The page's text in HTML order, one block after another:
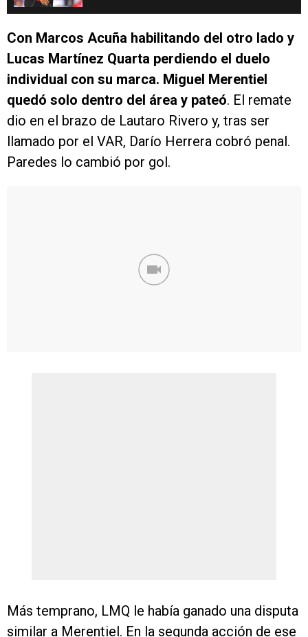
Con Marcos Acuña habilitando del otro lado y
Lucas Martínez Quarta perdiendo el duelo
individual con su marca. Miguel Merentiel
quedó solo dentro del área y pateó. El remate
dio en el brazo de Lautaro Rivero y, tras ser
llamado por el VAR, Darío Herrera cobró penal.
Paredes lo cambió por gol.
Más temprano, LMQ le había ganado una disputa
similar a Merentiel. En la segunda acción de ese